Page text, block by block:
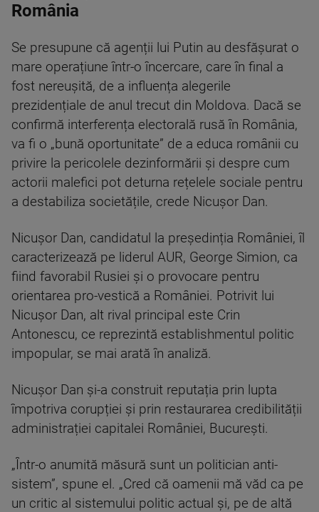
România
Se presupune că agenții lui Putin au desfășurat o
mare operațiune într-o încercare, care în final a
fost nereușită, de a influența alegerile
prezidențiale de anul trecut din Moldova. Dacă se
confirmă interferența electorală rusă în România,
va fi o „bună oportunitate” de a educa românii cu
privire la pericolele dezinformării și despre cum
actorii malefici pot deturna rețelele sociale pentru
a destabiliza societățile, crede Nicușor Dan.
Nicușor Dan, candidatul la președinția României, îl
caracterizează pe liderul AUR, George Simion, ca
fiind favorabil Rusiei și o provocare pentru
orientarea pro-vestică a României. Potrivit lui
Nicușor Dan, alt rival principal este Crin
Antonescu, ce reprezintă establishmentul politic
impopular, se mai arată în analiză.
Nicușor Dan și-a construit reputația prin lupta
împotriva corupției și prin restaurarea credibilității
administrației capitalei României, București.
„Într-o anumită măsură sunt un politician anti-
sistem”, spune el. „Cred că oamenii mă văd ca pe
un critic al sistemului politic actual și, pe de altă